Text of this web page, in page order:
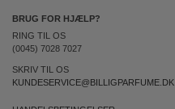
BRUG FOR HJÆLP?
RING TIL OS
(0045) 7028 7027
SKRIV TIL OS
KUNDESERVICE@BILLIGPARFUME.DK